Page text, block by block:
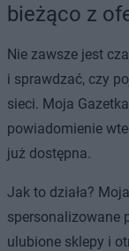
bieżąco z
Nie zawsze jest
i sprawdzać, czy
sieci. Moja
powiadomienie
już dostępna.
Jak to działa?
spersonalizowane
ulubione sklepy i